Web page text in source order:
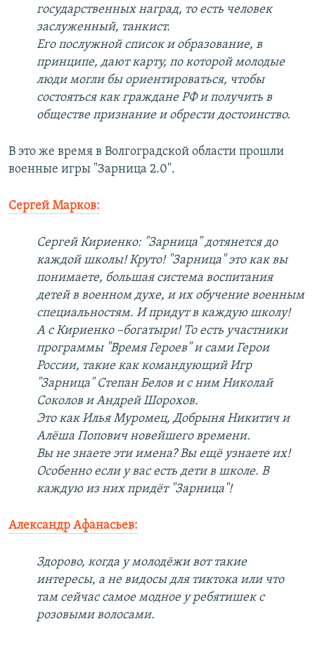
государственных наград, то есть человек
заслуженный, танкист.
Его послужной список и образование, в
принципе, дают карту, по которой молодые
люди могли бы ориентироваться, чтобы
состояться как граждане РФ и получить в
обществе признание и обрести достоинство.
В это же время в Волгоградской области прошли
военные игры "Зарница 2.0".
Сергей Марков:
Сергей Кириенко: "Зарница" дотянется до
каждой школы! Круто! "Зарница" это как вы
понимаете, большая система воспитания
детей в военном духе, и их обучение военным
специальностям. И придут в каждую школу!
А с Кириенко –богатыри! То есть участники
программы "Время Героев" и сами Герои
России, такие как командующий Игр
"Зарница" Степан Белов и с ним Николай
Соколов и Андрей Шорохов.
Это как Илья Муромец, Добрыня Никитич и
Алёша Попович новейшего времени.
Вы не знаете эти имена? Вы ещё узнаете их!
Особенно если у вас есть дети в школе. В
каждую из них придёт "Зарница"!
Александр Афанасьев:
Здорово, когда у молодёжи вот такие
интересы, а не видосы для тиктока или что
там сейчас самое модное у ребятишек с
розовыми волосами.